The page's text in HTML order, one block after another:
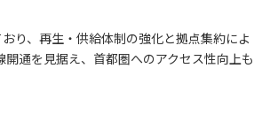
り、再生・供給体制の強化と拠点集約によ
通を見据え、首都圏へのアクセス性向上も